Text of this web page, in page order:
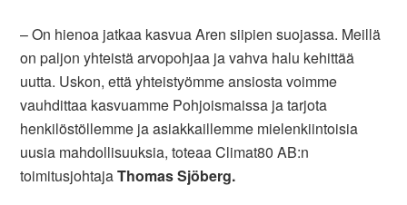
– On hienoa jatkaa kasvua Aren siipien suojassa. Meillä
on paljon yhteistä arvopohjaa ja vahva halu kehittää
uutta. Uskon, että yhteistyömme ansiosta voimme
vauhdittaa kasvuamme Pohjoismaissa ja tarjota
henkilöstöllemme ja asiakkaillemme mielenkiintoisia
uusia mahdollisuuksia, toteaa Climat80 AB:n
toimitusjohtajaThomas Sjöberg.